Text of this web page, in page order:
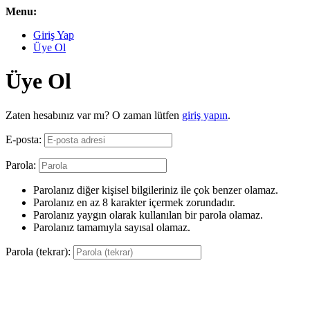
Menu:
Giriş Yap
Üye Ol
Üye Ol
Zaten hesabınız var mı? O zaman lütfen giriş yapın.
E-posta:
Parola:
Parolanız diğer kişisel bilgileriniz ile çok benzer olamaz.
Parolanız en az 8 karakter içermek zorundadır.
Parolanız yaygın olarak kullanılan bir parola olamaz.
Parolanız tamamıyla sayısal olamaz.
Parola (tekrar):